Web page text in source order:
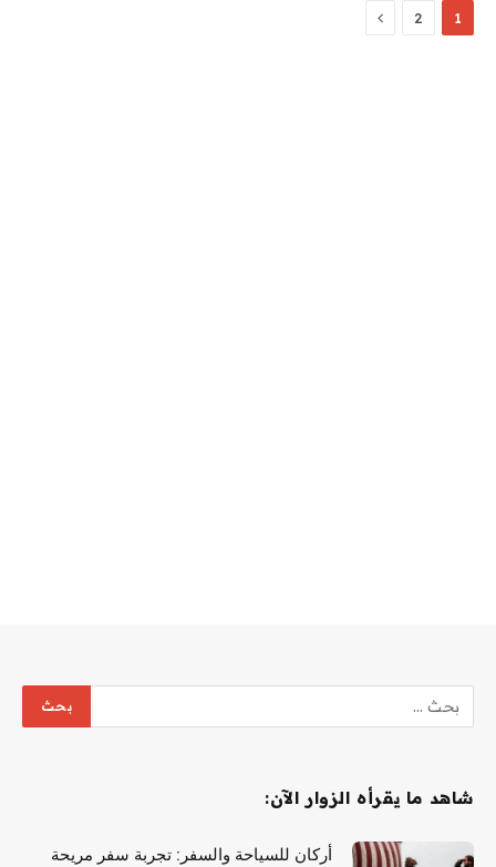
1
2 التالي
شاهد ما يقرأه الزوار الآن:
أركان للسياحة والسفر: تجربة سفر مريحة